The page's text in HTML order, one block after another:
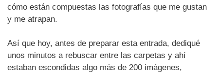
cómo están compuestas las fotografías que me gustan
y me atrapan.
Así que hoy, antes de preparar esta entrada, dediqué
unos minutos a rebuscar entre las carpetas y ahí
estaban escondidas algo más de 200 imágenes,